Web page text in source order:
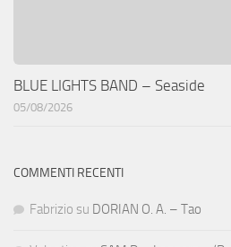
BLUE LIGHTS BAND – Seaside
05/08/2026
COMMENTI RECENTI
Fabrizio su DORIAN O. A. – Tao